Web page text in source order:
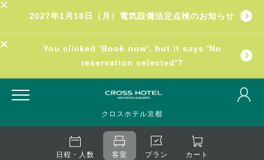
2027年1月18日（月）電気設備法定点検のお知らせ
You clicked 'Book now', but it says 'No
reservation selected'?
クロスホテル京都
日程・人数 客室 プラン カート